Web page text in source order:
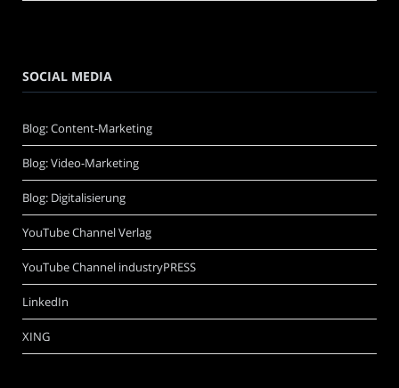
SOCIAL MEDIA
Blog: Content-Marketing
Blog: Video-Marketing
Blog: Digitalisierung
YouTube Channel Verlag
YouTube Channel industryPRESS
LinkedIn
XING